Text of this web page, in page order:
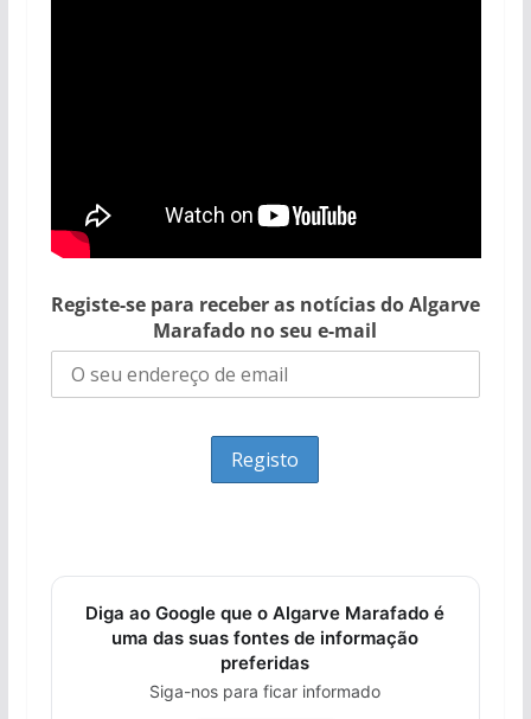
Registe-se para receber as notícias do Algarve
Marafado no seu e-mail
Diga ao Google que o Algarve Marafado é
uma das suas fontes de informação
preferidas
Siga-nos para ficar informado